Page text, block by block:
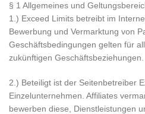
§ 1 Allgemeines und
1.) Exceed Limits betreibt im
Bewerbung und Vermarktung von
Geschäftsbedingungen gelten für
zukünftigen Geschäftsbeziehungen.
2.) Beteiligt ist der Seitenbetreiber
Einzelunternehmen. Affiliates
bewerben diese, Dienstleistungen